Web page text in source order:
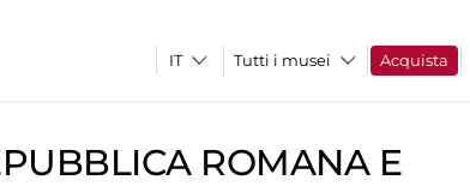
Tutti i musei Acquista
ROMANA E